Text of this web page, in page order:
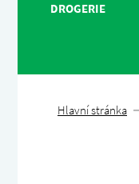
DROGERIE
Hlavní stránka